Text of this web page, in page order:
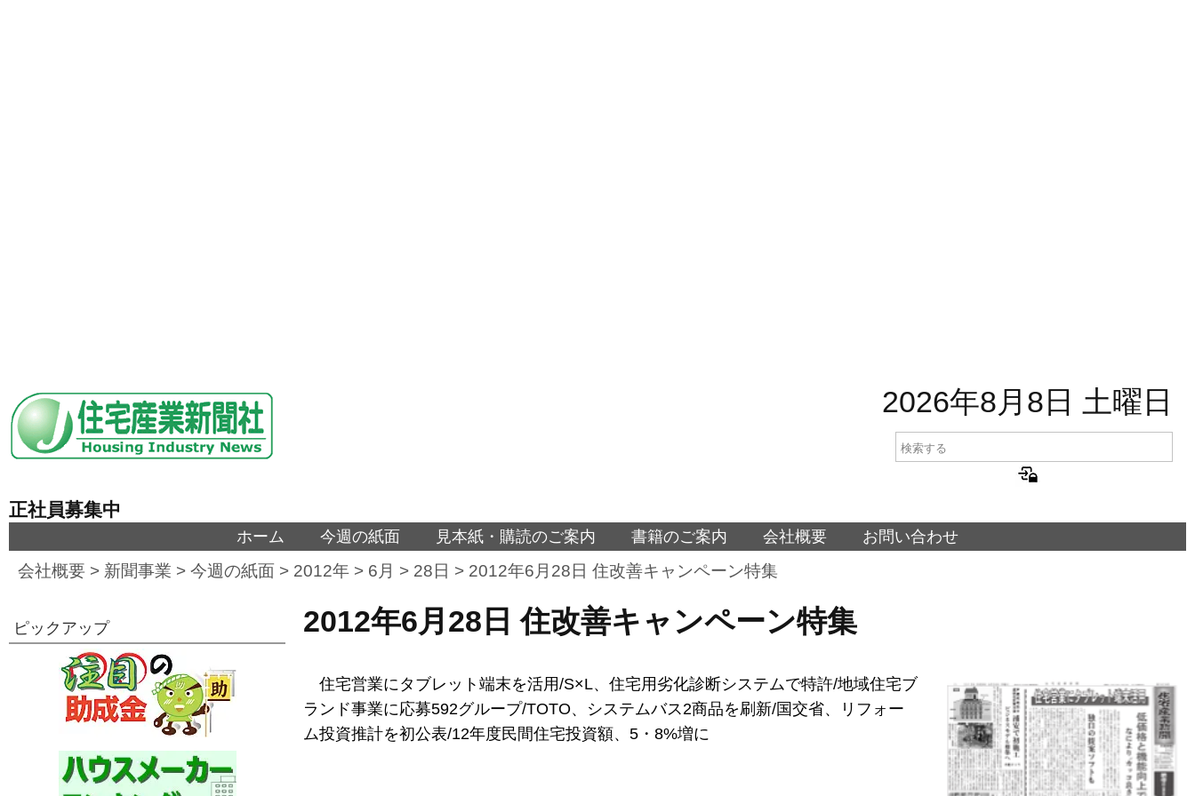
2026年8月8日 土曜日
正社員募集中
ホーム 今週の紙面 見本紙・購読のご案内 書籍のご案内 会社概要 お問い合わせ
会社概要 > 新聞事業 > 今週の紙面 > 2012年 > 6月 > 28日 > 2012年6月28日 住改善キャンペーン特集
2012年6月28日 住改善キャンペーン特集
住宅営業にタブレット端末を活用/S×L、住宅用劣化診断システムで特許/地域住宅ブ
ランド事業に応募592グループ/TOTO、システムバス2商品を刷新/国交省、リフォー
ム投資推計を初公表/12年度民間住宅投資額、5・8%増に
ピックアップ